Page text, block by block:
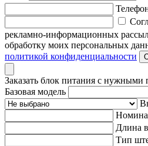
рекламно-информационных
обработку моих персональных
политикой конфиденциальности
Заказать блок питания с нужными
Базовая модель
Длина
Тип